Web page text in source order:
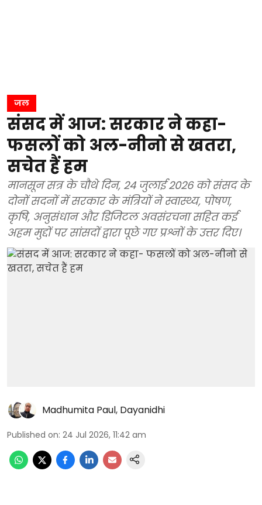
जल
संसद में आज: सरकार ने कहा-
फसलों को अल-नीनो से खतरा,
सचेत हैं हम
मानसून सत्र के चौथे दिन, 24 जुलाई 2026 को संसद के
दोनों सदनों में सरकार के मंत्रियों ने स्वास्थ्य, पोषण,
कृषि, अनुसंधान और डिजिटल अवसंरचना सहित कई
अहम मुद्दों पर सांसदों द्वारा पूछे गए प्रश्नों के उत्तर दिए।
Madhumita Paul, Dayanidhi
Published on: 24 Jul 2026, 11:42 am